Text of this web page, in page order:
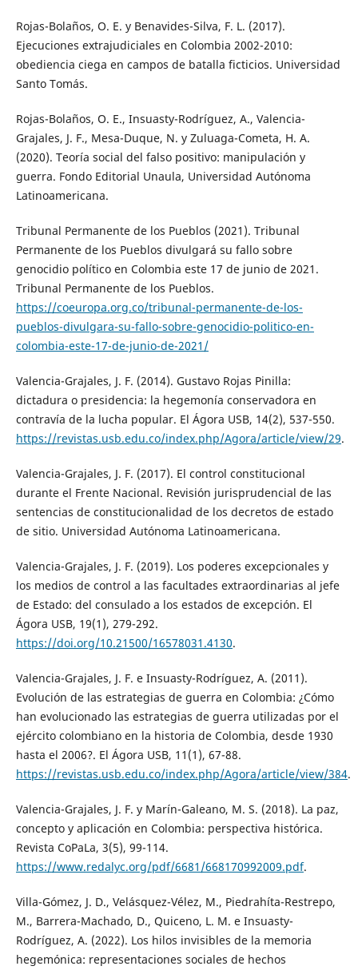
Rojas-Bolaños, O. E. y Benavides-Silva, F. L. (2017).
Ejecuciones extrajudiciales en Colombia 2002-2010:
obediencia ciega en campos de batalla ficticios. Universidad
Santo Tomás.
Rojas-Bolaños, O. E., Insuasty-Rodríguez, A., Valencia-
Grajales, J. F., Mesa-Duque, N. y Zuluaga-Cometa, H. A.
(2020). Teoría social del falso positivo: manipulación y
guerra. Fondo Editorial Unaula, Universidad Autónoma
Latinoamericana.
Tribunal Permanente de los Pueblos (2021). Tribunal
Permanente de los Pueblos divulgará su fallo sobre
genocidio político en Colombia este 17 de junio de 2021.
Tribunal Permanente de los Pueblos.
https://coeuropa.org.co/tribunal-permanente-de-los-
pueblos-divulgara-su-fallo-sobre-genocidio-politico-en-
colombia-este-17-de-junio-de-2021/
Valencia-Grajales, J. F. (2014). Gustavo Rojas Pinilla:
dictadura o presidencia: la hegemonía conservadora en
contravía de la lucha popular. El Ágora USB, 14(2), 537-550.
https://revistas.usb.edu.co/index.php/Agora/article/view/29.
Valencia-Grajales, J. F. (2017). El control constitucional
durante el Frente Nacional. Revisión jurisprudencial de las
sentencias de constitucionalidad de los decretos de estado
de sitio. Universidad Autónoma Latinoamericana.
Valencia-Grajales, J. F. (2019). Los poderes excepcionales y
los medios de control a las facultades extraordinarias al jefe
de Estado: del consulado a los estados de excepción. El
Ágora USB, 19(1), 279-292.
https://doi.org/10.21500/16578031.4130.
Valencia-Grajales, J. F. e Insuasty-Rodríguez, A. (2011).
Evolución de las estrategias de guerra en Colombia: ¿Cómo
han evolucionado las estrategias de guerra utilizadas por el
ejército colombiano en la historia de Colombia, desde 1930
hasta el 2006?. El Ágora USB, 11(1), 67-88.
https://revistas.usb.edu.co/index.php/Agora/article/view/384.
Valencia-Grajales, J. F. y Marín-Galeano, M. S. (2018). La paz,
concepto y aplicación en Colombia: perspectiva histórica.
Revista CoPaLa, 3(5), 99-114.
https://www.redalyc.org/pdf/6681/668170992009.pdf.
Villa-Gómez, J. D., Velásquez-Vélez, M., Piedrahíta-Restrepo,
M., Barrera-Machado, D., Quiceno, L. M. e Insuasty-
Rodríguez, A. (2022). Los hilos invisibles de la memoria
hegemónica: representaciones sociales de hechos